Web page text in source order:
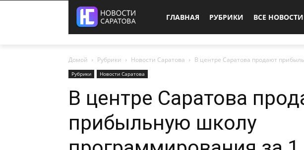
ГЛАВНАЯ РУБРИКИ ВСЕ НОВОСТИ
Домой Рубрики Новости Саратова В центре Саратова продают
Рубрики Новости Саратова
В центре Саратова
прибыльную школу